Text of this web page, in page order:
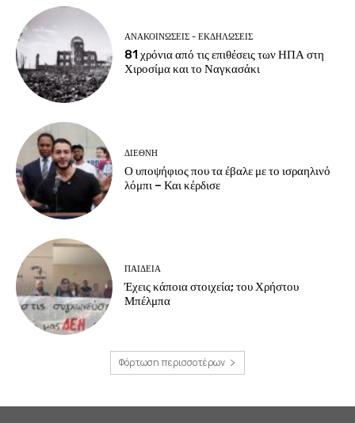
ΑΝΑΚΟΙΝΩΣΕΙΣ - ΕΚΔΗΛΩΣΕΙΣ
81 χρόνια από τις επιθέσεις των ΗΠΑ στη
Χιροσίμα και το Ναγκασάκι
ΔΙΕΘΝΗ
Ο υποψήφιος που τα έβαλε με το ισραηλινό
λόμπι – Και κέρδισε
ΠΑΙΔΕΙΑ
Έχεις κάποια στοιχεία; του Χρήστου
Μπέλμπα
Φόρτωση περισσοτέρων